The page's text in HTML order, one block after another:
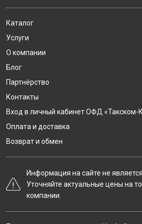
Каталог
Услуги
О компании
Блог
Партнёрство
Контакты
Вход в личный кабинет ОФД «Такском-
Оплата и доставка
Возврат и обмен
Информация на сайте не
Уточняйте актуальные цены на
компании.